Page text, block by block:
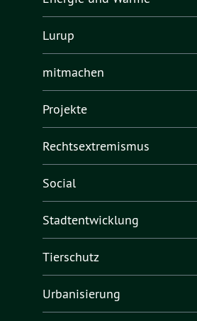
Lurup
mitmachen
Projekte
Rechtsextremismus
Social
Stadtentwicklung
Tierschutz
Urbanisierung